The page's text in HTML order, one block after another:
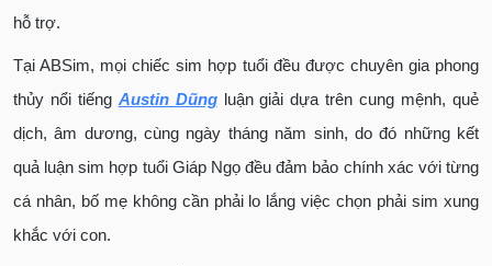
hỗ trợ.
Tại ABSim, mọi chiếc sim hợp tuổi đều được chuyên gia phong
thủy nổi tiếng Austin Dũngluận giải dựa trên cung mệnh, quẻ
dịch, âm dương, cùng ngày tháng năm sinh, do đó những kết
quả luận sim hợp tuổi Giáp Ngọ đều đảm bảo chính xác với từng
cá nhân, bố mẹ không cần phải lo lắng việc chọn phải sim xung
khắc với con.